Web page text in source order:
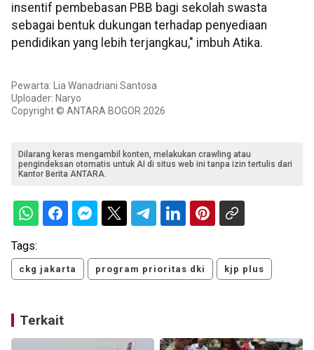
insentif pembebasan PBB bagi sekolah swasta
sebagai bentuk dukungan terhadap penyediaan
pendidikan yang lebih terjangkau," imbuh Atika.
Pewarta: Lia Wanadriani Santosa
Uploader: Naryo
Copyright © ANTARA BOGOR 2026
Dilarang keras mengambil konten, melakukan crawling atau
pengindeksan otomatis untuk AI di situs web ini tanpa izin tertulis dari
Kantor Berita ANTARA.
Tags:
ckg jakarta program prioritas dki kjp plus
Terkait